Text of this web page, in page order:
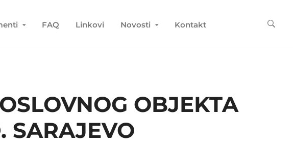
FAQ Linkovi Novosti Kontakt
OBJEKTA
SARAJEVO